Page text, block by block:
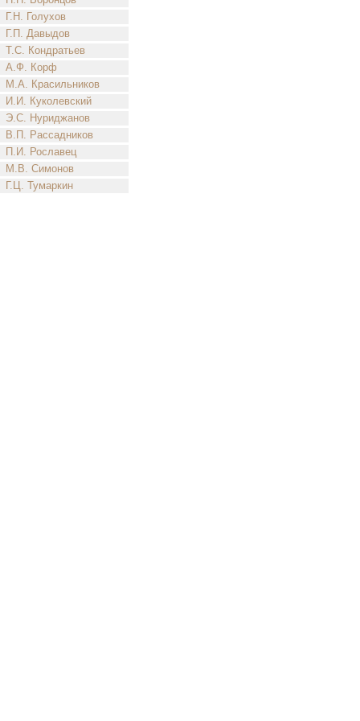
Г.Н. Голухов
Г.П. Давыдов
Т.С. Кондратьев
А.Ф. Корф
М.А. Красильников
И.И. Куколевский
Э.С. Нуриджанов
В.П. Рассадников
П.И. Рославец
М.В. Симонов
Г.Ц. Тумаркин